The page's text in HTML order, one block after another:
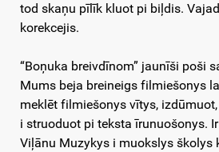
tod skaņu pīlīk kluot pi biļdis.
korekcejis.
“Boņuka breivdīnom” jaunīši poši
Mums beja breineigs filmiešonys
meklēt filmiešonys vītys,
i struoduot pi teksta īrunuošonys.
Viļānu Muzykys i muokslys školys